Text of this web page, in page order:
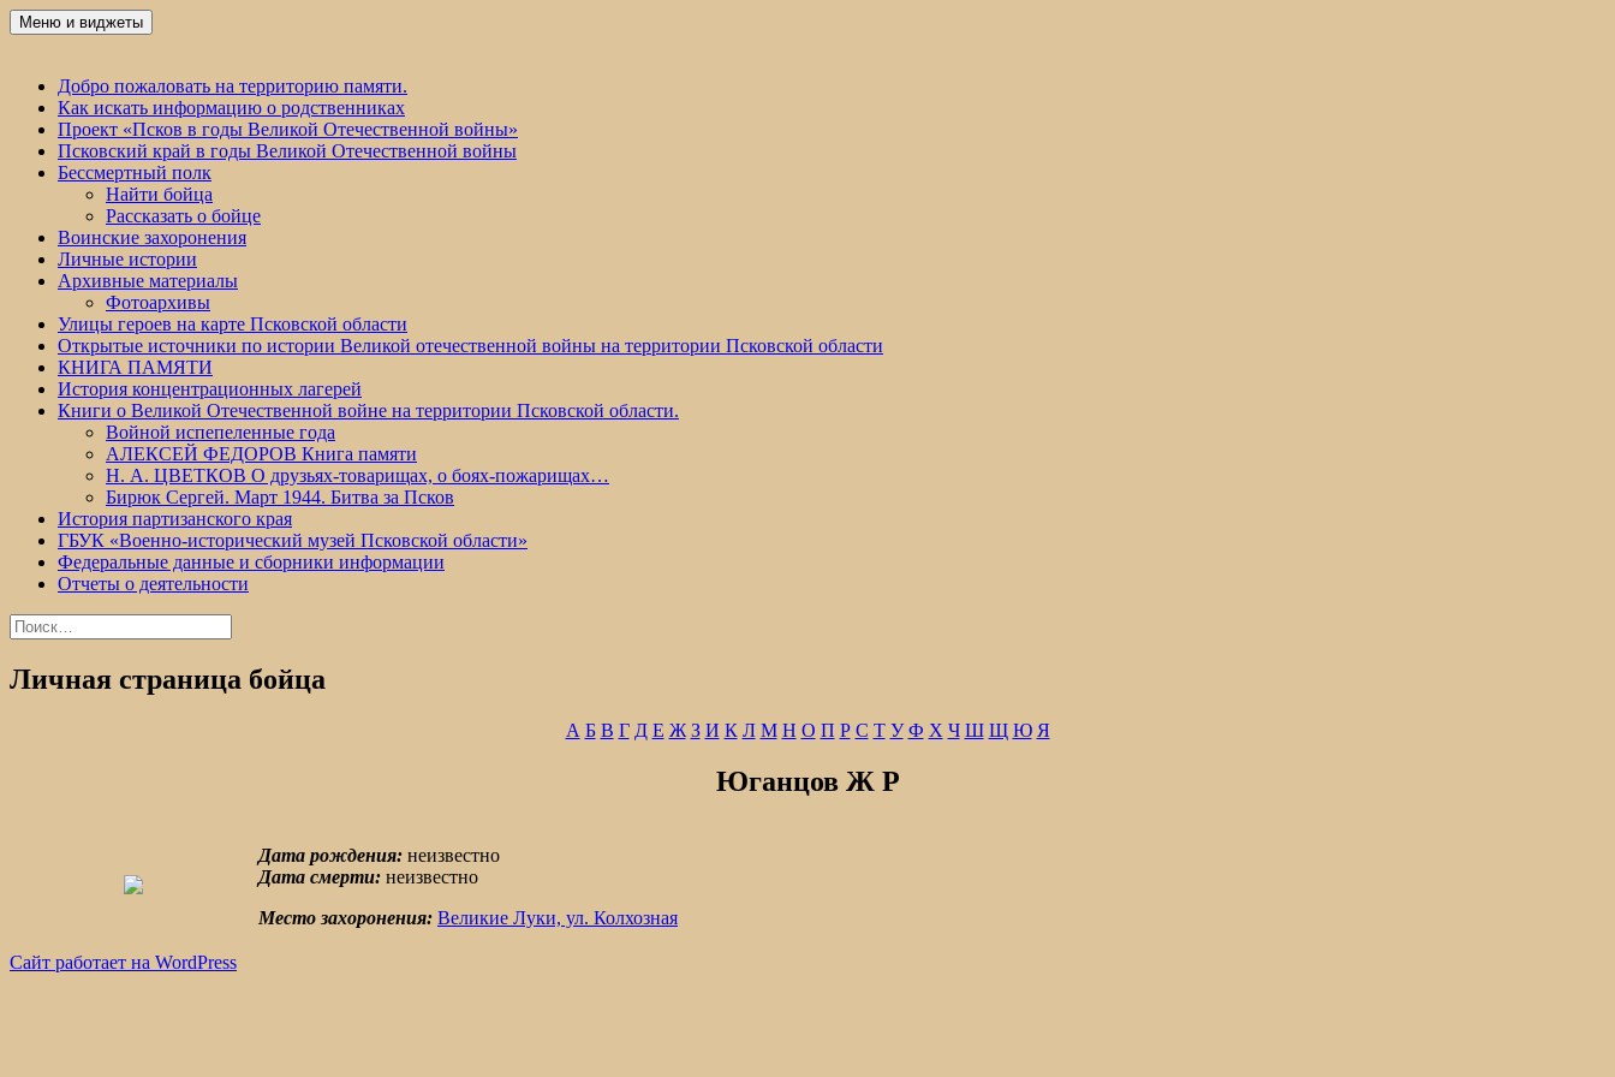
Перейти
к
Победа 60
Меню и виджеты
Добро пожаловать на территорию памяти.
Как искать информацию о родственниках
Проект «Псков в годы Великой Отечественной войны»
Псковский край в годы Великой Отечественной войны
Бессмертный полк
Найти бойца
Рассказать о бойце
Воинские захоронения
Личные истории
Архивные материалы
Фотоархивы
Улицы героев на карте Псковской области
Открытые источники по истории Великой отечественной войны на территории Псковской области
КНИГА ПАМЯТИ
История концентрационных лагерей
Книги о Великой Отечественной войне на территории Псковской области.
Войной испепеленные года
АЛЕКСЕЙ ФЕДОРОВ Книга памяти
Н. А. ЦВЕТКОВ О друзьях-товарищах, о боях-пожарищах…
Бирюк Сергей. Март 1944. Битва за Псков
История партизанского края
ГБУК «Военно-исторический музей Псковской области»
Федеральные данные и сборники информации
Отчеты о деятельности
Найти:
Личная страница бойца
А Б В Г Д Е Ж З И К Л М Н О П Р С Т У Ф Х Ч Ш Щ Ю Я
Юганцов Ж Р
Дата рождения: неизвестно
Дата смерти: неизвестно
Место захоронения: Великие Луки, ул. Колхозная
Сайт работает на WordPress